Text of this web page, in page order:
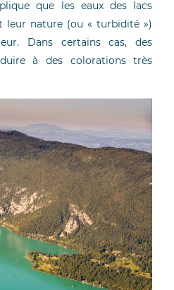
que les eaux des lacs
leur nature (ou « turbidité »)
Dans certains cas, des
à des colorations très